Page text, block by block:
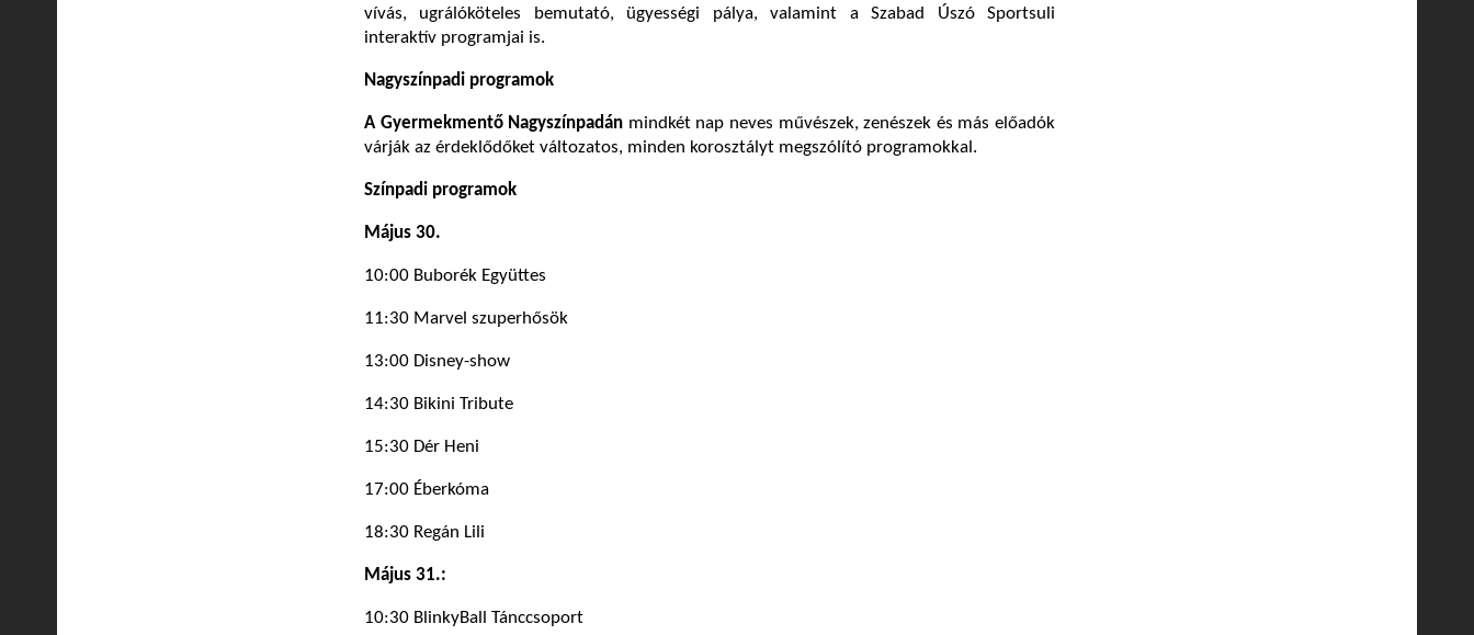
vívás, ugrálóköteles bemutató, ügyességi pálya, valamint a Szabad Úszó Sportsuli
interaktív programjai is.
Nagyszínpadi programok
A Gyermekmentő Nagyszínpadán mindkét nap neves művészek, zenészek és más előadók
várják az érdeklődőket változatos, minden korosztályt megszólító programokkal.
Színpadi programok
Május 30.
10:00 Buborék Együttes
11:30 Marvel szuperhősök
13:00 Disney-show
14:30 Bikini Tribute
15:30 Dér Heni
17:00 Éberkóma
18:30 Regán Lili
Május 31.:
10:30 BlinkyBall Tánccsoport